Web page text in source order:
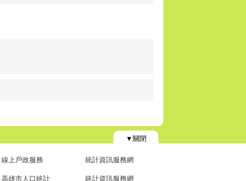
▼關閉
線上戶政服務
高雄市人口統計
統計資訊服務網
統計資訊服務網